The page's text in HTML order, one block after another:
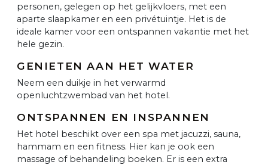
personen, gelegen op het gelijkvloers, met een
aparte slaapkamer en een privétuintje. Het is de
ideale kamer voor een ontspannen vakantie met het
hele gezin.
GENIETEN AAN HET WATER
Neem een duikje in het verwarmd
openluchtzwembad van het hotel.
ONTSPANNEN EN INSPANNEN
Het hotel beschikt over een spa met jacuzzi, sauna,
hammam en een fitness. Hier kan je ook een
massage of behandeling boeken. Er is een extra